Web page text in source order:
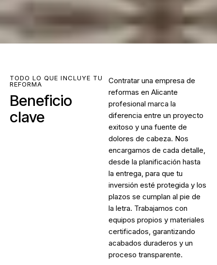
TODO LO QUE INCLUYE TU
REFORMA
Beneficio
clave
Contratar una empresa de
reformas en Alicante
profesional marca la
diferencia entre un proyecto
exitoso y una fuente de
dolores de cabeza. Nos
encargamos de cada detalle,
desde la planificación hasta
la entrega, para que tu
inversión esté protegida y los
plazos se cumplan al pie de
la letra. Trabajamos con
equipos propios y materiales
certificados, garantizando
acabados duraderos y un
proceso transparente.